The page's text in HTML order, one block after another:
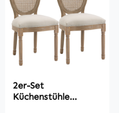
2er-Set
Küchenstühle